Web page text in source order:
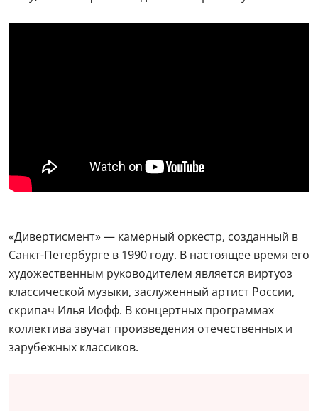
«Дивертисмент» — камерный оркестр, созданный в
Санкт-Петербурге в 1990 году. В настоящее время его
художественным руководителем является виртуоз
классической музыки, заслуженный артист России,
скрипач Илья Иофф. В концертных программах
коллектива звучат произведения отечественных и
зарубежных классиков.